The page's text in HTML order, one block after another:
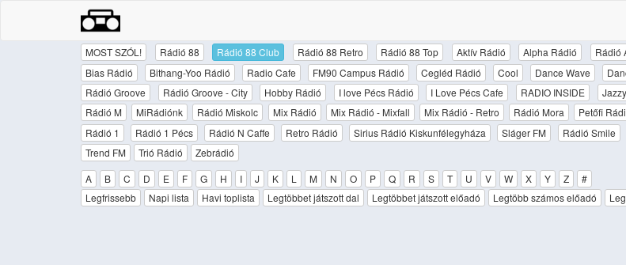
MOST SZÓL! Rádió 88 Rádió 88 Club Rádió 88 Retro Rádió 88 Top Aktív Rádió Alpha Rádió Rádió
Bias Rádió
Bithang-Yoo Rádió Radio Cafe FM90 Campus Rádió Cegléd Rádió Cool Dance Wave
Rádió Groove
Rádió Groove - City Hobby Rádió I love Pécs Rádió I Love Pécs Cafe RADIO INSIDE Jazzy
Rádió M
MiRádiónk Rádió Miskolc Mix Rádió Mix Rádió - Mixfall Mix Rádió - Retro Rádió Mora Petőfi
Rádió 1
Rádió 1 Pécs Rádió N Caffe Retro Rádió Sirius Rádió Kiskunfélegyháza Sláger FM Rádió Smile
Trend FM
Trió Rádió
Zebrádió
A
B C D E F G H I J K L M N O P Q R S T U V W X Y Z
#
Legfrissebb
Napi lista Havi toplista Legtöbbet játszott dal Legtöbbet játszott előadó Legtöbb számos előadó